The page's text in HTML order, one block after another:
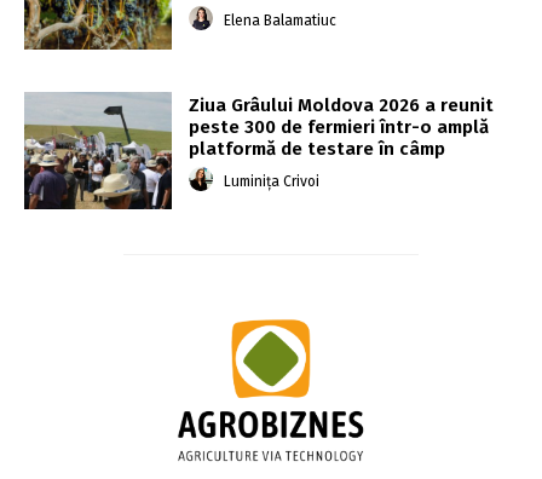
Elena Balamatiuc
Ziua Grâului Moldova 2026 a reunit
peste 300 de fermieri într-o amplă
platformă de testare în câmp
Luminița Crivoi